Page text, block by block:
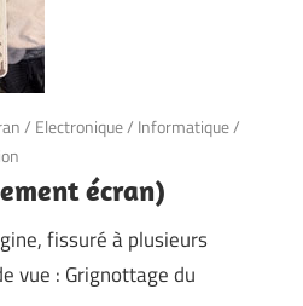
/ Electronique/ Informatique/
écran)
fissuré à plusieurs
vue : Grignottage du